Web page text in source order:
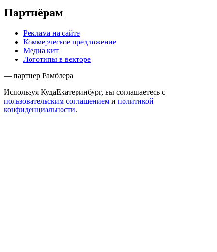
Партнёрам
Реклама на сайте
Коммерческое предложение
Медиа кит
Логотипы в векторе
— партнер Рамблера
Используя КудаЕкатеринбург, вы соглашаетесь с
пользовательским соглашением и политикой
конфиденциальности.